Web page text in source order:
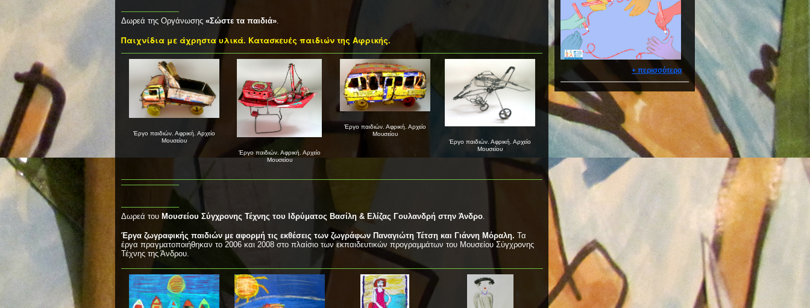
Δωρεά της Οργάνωσης «Σώστε τα παιδιά».
Παιχνίδια με άχρηστα υλικά. Κατασκευές παιδιών της Αφρικής.
Έργο παιδιών. Αφρική. Αρχείο
Μουσείου
Έργο παιδιών. Αφρική. Αρχείο
Μουσείου
Έργο παιδιών. Αφρική. Αρχείο
Μουσείου
Έργο παιδιών. Αφρική. Αρχείο
Μουσείου
Δωρεά του Μουσείου Σύγχρονης Τέχνης του Ιδρύματος Βασίλη & Ελίζας Γουλανδρή στην Άνδρο.
Έργα ζωγραφικής παιδιών με αφορμή τις εκθέσεις των ζωγράφων Παναγιώτη Τέτση και Γιάννη Μόραλη. Τα
έργα πραγματοποιήθηκαν το 2006 και 2008 στο πλαίσιο των εκπαιδευτικών προγραμμάτων του Μουσείου Σύγχρονης
Τέχνης της Άνδρου.
+ περισσότερα